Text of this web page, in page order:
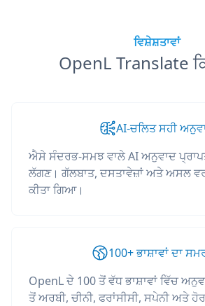
ਵਿਸ਼ੇਸ਼ਤਾਵਾਂ
OpenL Translate
AI-ਚਲਿਤ ਸਹੀ
ਐਸੇ ਸੰਦਰਭ-ਸਮਝ ਵਾਲੇ AI ਅਨੁਵਾਦ
ਲੱਗਣ। ਗੱਲਬਾਤ, ਦਸਤਾਵੇਜ਼ਾਂ ਅਤੇ ਅਸਲ
ਕੀਤਾ ਗਿਆ।
100+ ਭਾਸ਼ਾਵਾਂ ਦਾ
OpenL ਦੇ 100 ਤੋਂ ਵੱਧ ਭਾਸ਼ਾਵਾਂ ਵਿੱਚ
ਤੋਂ ਅਰਬੀ, ਚੀਨੀ, ਫਰਾਂਸੀਸੀ, ਸਪੇਨੀ ਅਤੇ